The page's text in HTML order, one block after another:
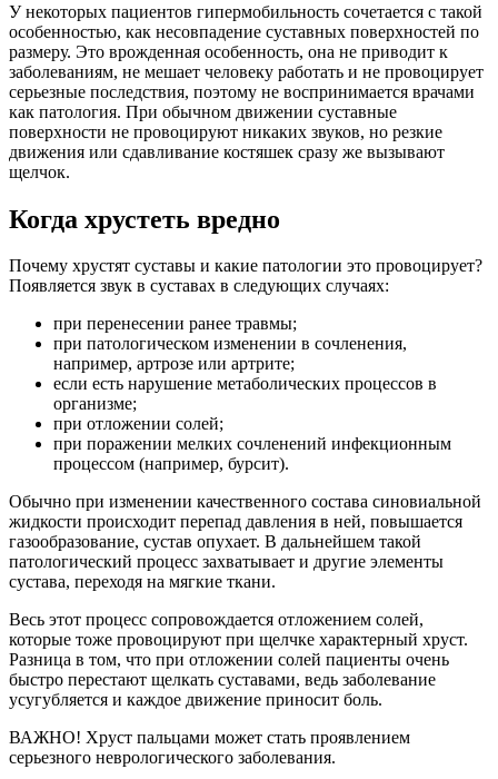
У некоторых пациентов гипермобильность сочетается с такой
особенностью, как несовпадение суставных поверхностей по
размеру. Это врожденная особенность, она не приводит к
заболеваниям, не мешает человеку работать и не провоцирует
серьезные последствия, поэтому не воспринимается врачами
как патология. При обычном движении суставные
поверхности не провоцируют никаких звуков, но резкие
движения или сдавливание костяшек сразу же вызывают
щелчок.
Когда хрустеть вредно
Почему хрустят суставы и какие патологии это провоцирует?
Появляется звук в суставах в следующих случаях:
при перенесении ранее травмы;
при патологическом изменении в сочленения,
например, артрозе или артрите;
если есть нарушение метаболических процессов в
организме;
при отложении солей;
при поражении мелких сочленений инфекционным
процессом (например, бурсит).
Обычно при изменении качественного состава синовиальной
жидкости происходит перепад давления в ней, повышается
газообразование, сустав опухает. В дальнейшем такой
патологический процесс захватывает и другие элементы
сустава, переходя на мягкие ткани.
Весь этот процесс сопровождается отложением солей,
которые тоже провоцируют при щелчке характерный хруст.
Разница в том, что при отложении солей пациенты очень
быстро перестают щелкать суставами, ведь заболевание
усугубляется и каждое движение приносит боль.
ВАЖНО! Хруст пальцами может стать проявлением
серьезного неврологического заболевания.